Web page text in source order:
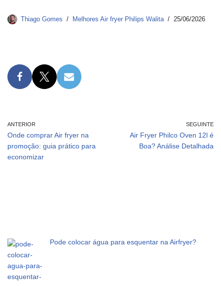
Thiago Gomes Melhores Air fryer Philips Walita 25/06/2026
ANTERIOR
Onde comprar Air fryer na
promoção: guia prático para
economizar
SEGUINTE
Air Fryer Philco Oven 12l é
Boa? Análise Detalhada
Pode colocar água para esquentar na Airfryer?